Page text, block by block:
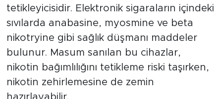
tetikleyicisidir. Elektronik sigaraların içindeki
sıvılarda anabasine, myosmine ve beta
nikotryine gibi sağlık düşmanı maddeler
bulunur. Masum sanılan bu cihazlar,
nikotin bağımlılığını tetikleme riski taşırken,
nikotin zehirlemesine de zemin
hazırlayabilir.